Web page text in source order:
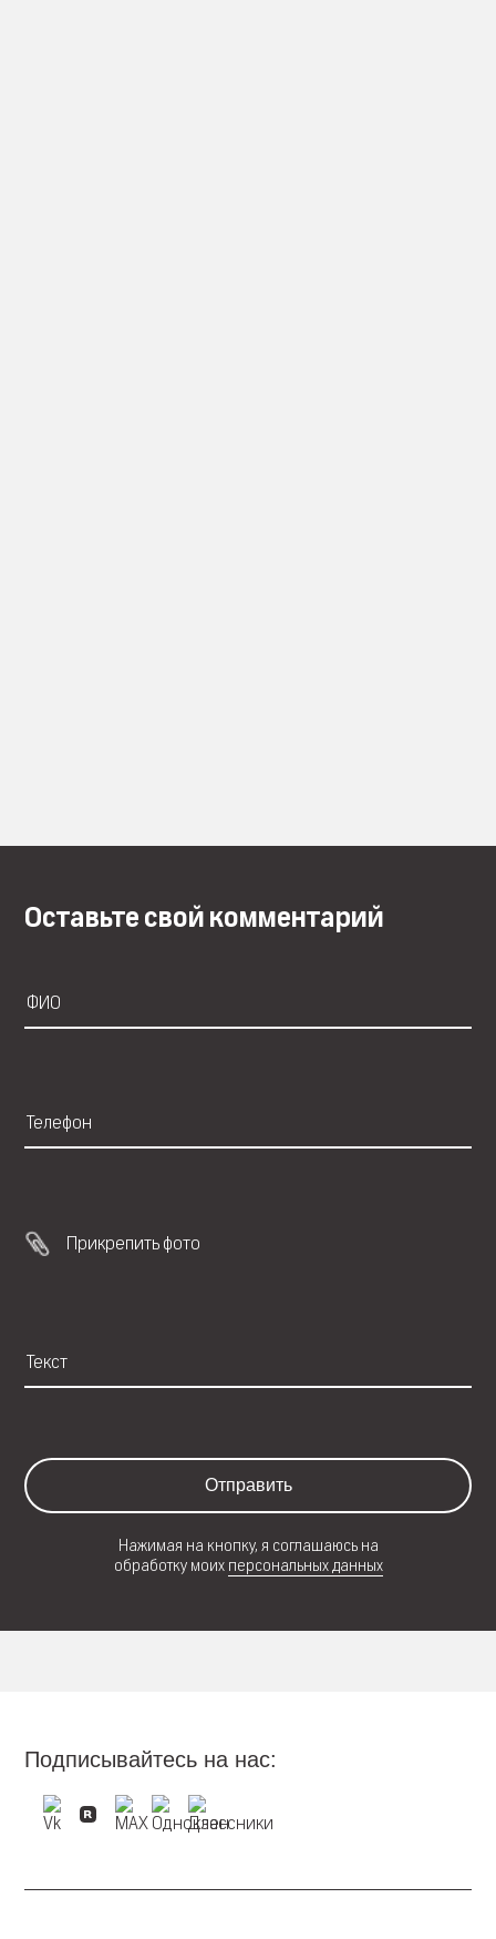
Оставьте свой комментарий
Прикрепить фото
Отправить
Нажимая на кнопку, я соглашаюсь на
обработку моих персональных данных
Подписывайтесь на нас: